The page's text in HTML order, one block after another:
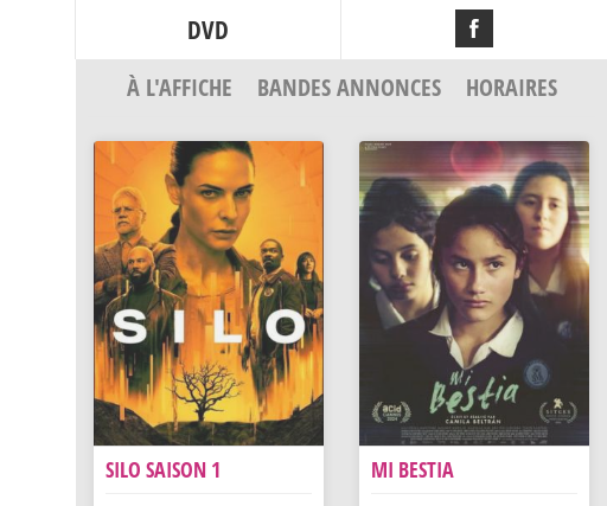
DVD
À L'AFFICHE BANDES ANNONCES HORAIRES
SILO SAISON 1 MI BESTIA